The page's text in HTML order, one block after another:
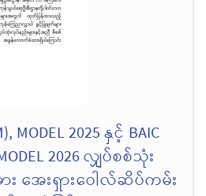
MODEL 2025 နှင့် BAIC
2026 လျှပ်စစ်သုံး
း အေးရှားဝေါလ်ဆိပ်ကမ်း